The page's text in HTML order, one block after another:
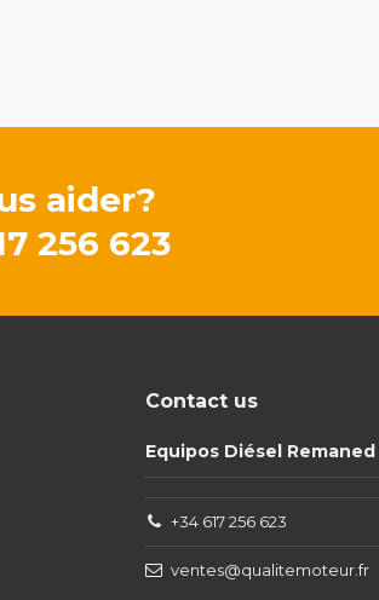
aider?
256 623
Contact us
Equipos Diésel Remaned
+34 617 256 623
ventes@qualitemoteur.fr